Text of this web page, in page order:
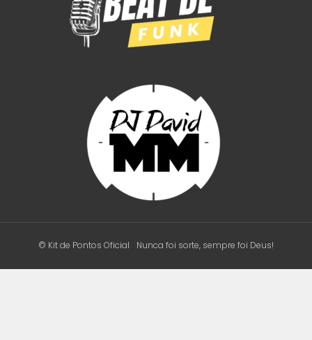
© Kit de Pontos Oficial Nunca foi sorte, sempre foi Deus!